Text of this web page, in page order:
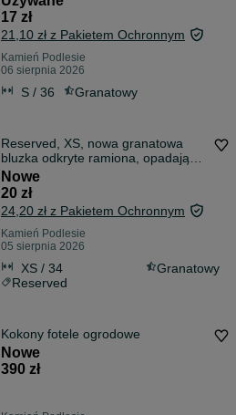
17 zł
21,10 zł z Pakietem Ochronnym
Kamień Podlesie
06 sierpnia 2026
S / 36 Granatowy
Reserved, XS, nowa granatowa
bluzka odkryte ramiona, opadające
rękawki
Nowe
20 zł
24,20 zł z Pakietem Ochronnym
Kamień Podlesie
05 sierpnia 2026
XS / 34
Granatowy
Reserved
Kokony fotele ogrodowe
Nowe
390 zł